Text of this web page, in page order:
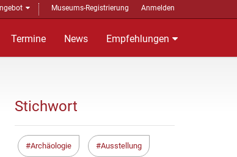
Museums-Registrierung Anmelden
Termine News Empfehlungen
Stichwort
Archäologie Ausstellung